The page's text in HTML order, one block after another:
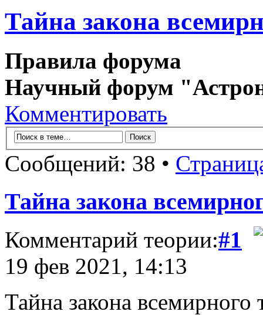
Тайна закона
Правила форума
Научный форум
Комментировать
Сообщений: 38 •
Тайна закона
Комментарий теории:#1
19 фев 2021, 14:13
Тайна закона всемирного